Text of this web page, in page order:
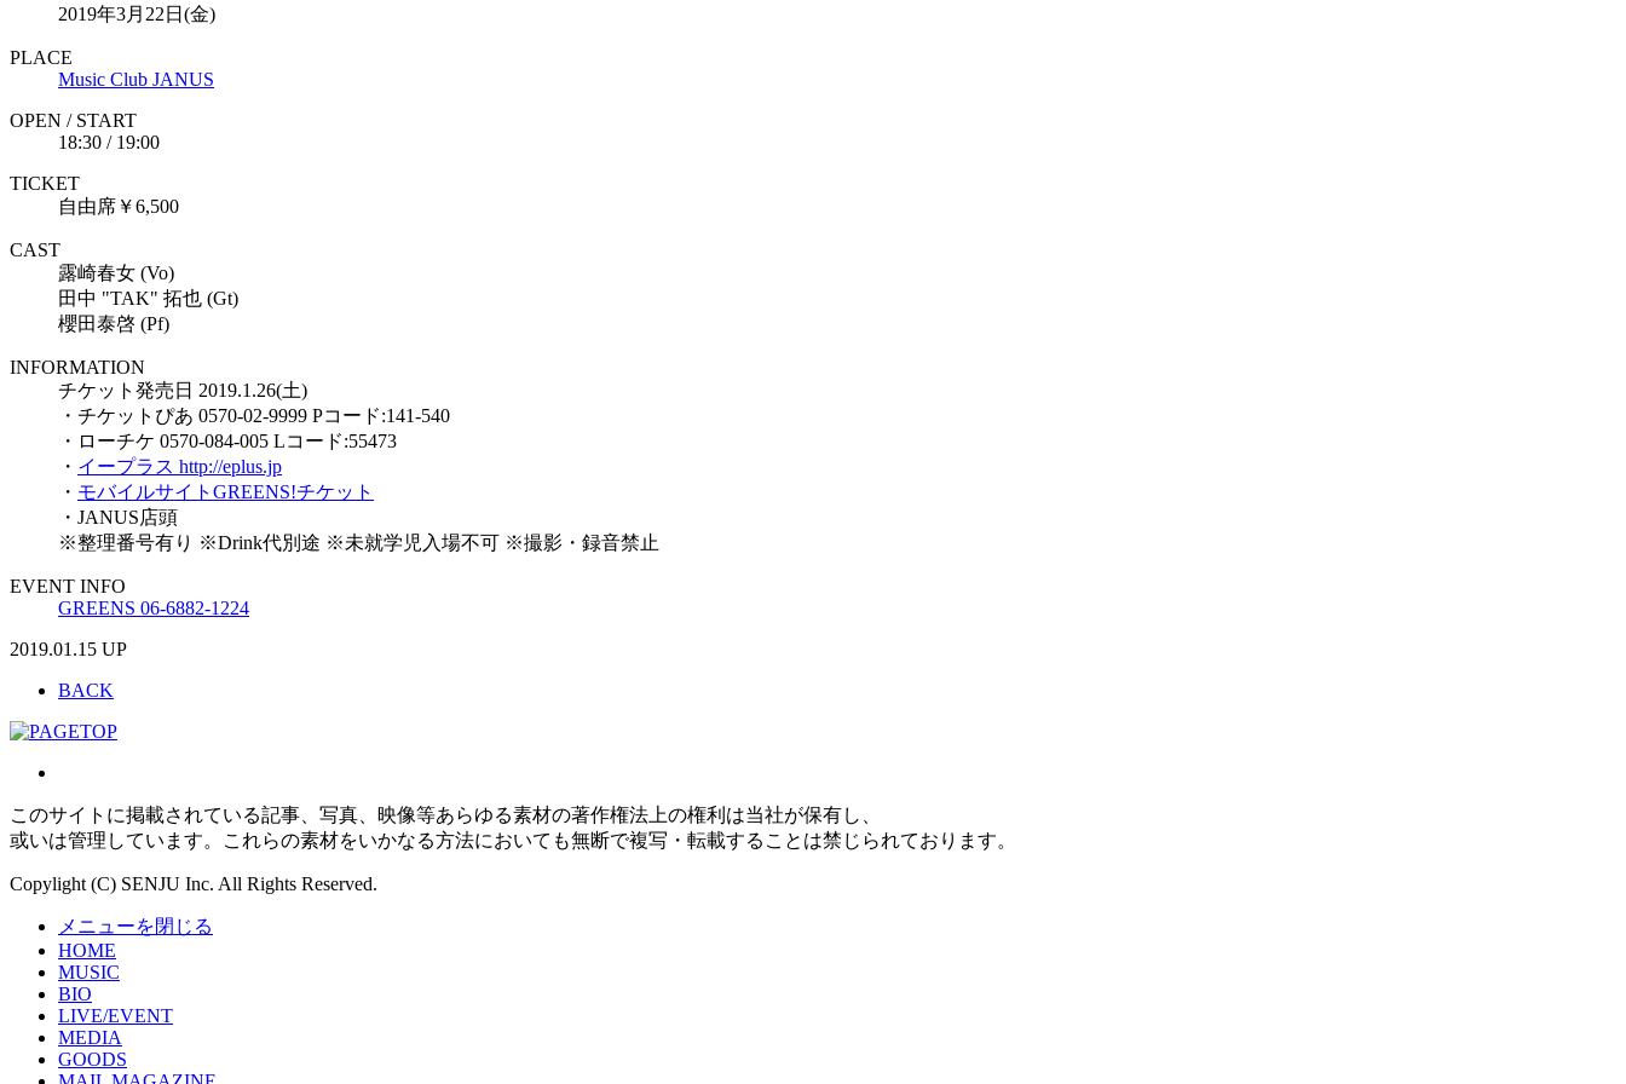
2019年3月22日(金)
PLACE
Music Club JANUS
OPEN / START
18:30 / 19:00
TICKET
自由席￥6,500
CAST
露崎春女 (Vo)
田中 "TAK" 拓也 (Gt)
櫻田泰啓 (Pf)
INFORMATION
チケット発売日 2019.1.26(土)
・チケットぴあ 0570-02-9999 Pコード:141-540
・ローチケ 0570-084-005 Lコード:55473
・ イープラス http://eplus.jp
・ モバイルサイトGREENS!チケット
・JANUS店頭
※整理番号有り ※Drink代別途 ※未就学児入場不可 ※撮影・録音禁止
EVENT INFO
GREENS 06-6882-1224
2019.01.15 UP
BACK
このサイトに掲載されている記事、写真、映像等あらゆる素材の著作権法上の権利は当社が保有し、
或いは管理しています。これらの素材をいかなる方法においても無断で複写・転載することは禁じられております。
Copylight (C) SENJU Inc. All Rights Reserved.
メニューを閉じる
HOME
MUSIC
BIO
LIVE/EVENT
MEDIA
GOODS